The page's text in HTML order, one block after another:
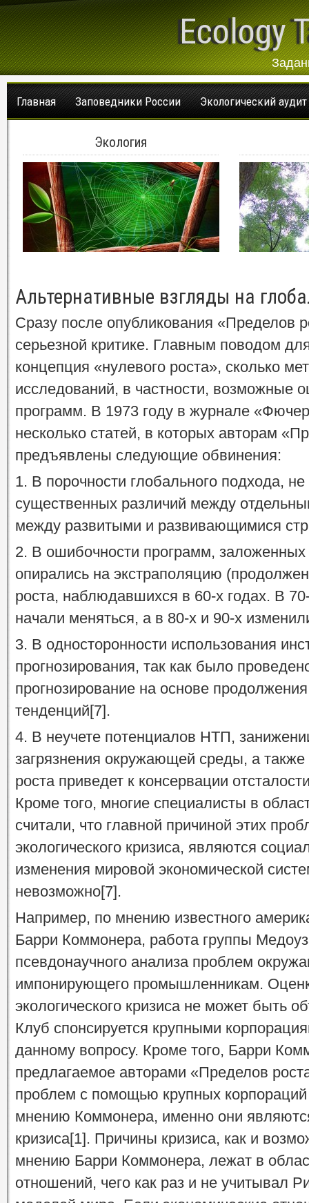
Ecology
Главная Заповедники России Экологический аудит
Экология
Альтернативные взгляды на
Сразу после опубликования «Пределов
серьезной критике. Главным поводом
концепция «нулевого роста», сколько
исследований, в частности, возможные
программ. В 1973 году в журнале
несколько статей, в которых авторам
предъявлены следующие обвинения:
1. В порочности глобального подхода,
существенных различий между
между развитыми и развивающимися
2. В ошибочности программ,
опирались на экстраполяцию
роста, наблюдавшихся в 60-х годах. В
начали меняться, а в 80-х и 90-х
3. В односторонности использования
прогнозирования, так как было
прогнозирование на основе
тенденций[7].
4. В неучете потенциалов НТП,
загрязнения окружающей среды, а
роста приведет к консервации
Кроме того, многие специалисты в
считали, что главной причиной этих
экологического кризиса, являются
изменения мировой экономической
невозможно[7].
Например, по мнению известного
Барри Коммонера, работа группы
псевдонаучного анализа проблем
импонирующего промышленникам.
экологического кризиса не может быть
Клуб спонсируется крупными
данному вопросу. Кроме того, Барри
предлагаемое авторами «Пределов
проблем с помощью крупных корпораций
мнению Коммонера, именно они
кризиса[1]. Причины кризиса, как и
мнению Барри Коммонера, лежат в
отношений, чего как раз и не учитывал